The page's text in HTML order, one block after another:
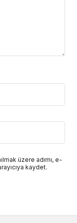
üzere adımı, e-
kaydet.